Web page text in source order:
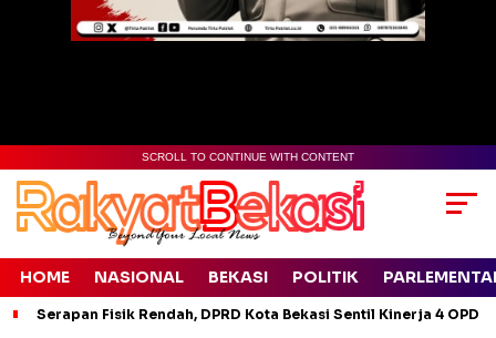
SCROLL TO CONTINUE WITH CONTENT
HOME NASIONAL BEKASI POLITIK
Serapan Fisik Rendah, DPRD Kota Bekasi Sentil Kinerja 4 OPD